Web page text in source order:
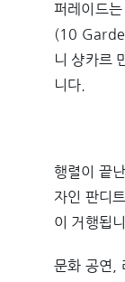
퍼레이드
(10
니 샹카르
니다.
행렬이 끝
자인 판디
이 거행됩
문화 공연,